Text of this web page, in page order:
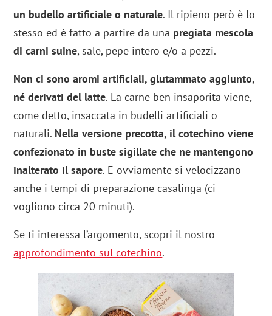
un budello artificiale o naturale. Il ripieno però è lo
stesso ed è fatto a partire da una pregiata mescola
di carni suine, sale, pepe intero e/o a pezzi.
Non ci sono aromi artificiali, glutammato aggiunto,
né derivati del latte. La carne ben insaporita viene,
come detto, insaccata in budelli artificiali o
naturali. Nella versione precotta, il cotechino viene
confezionato in buste sigillate che ne mantengono
inalterato il sapore. E ovviamente si velocizzano
anche i tempi di preparazione casalinga (ci
vogliono circa 20 minuti).
Se ti interessa l’argomento, scopri il nostro
approfondimento sul cotechino.